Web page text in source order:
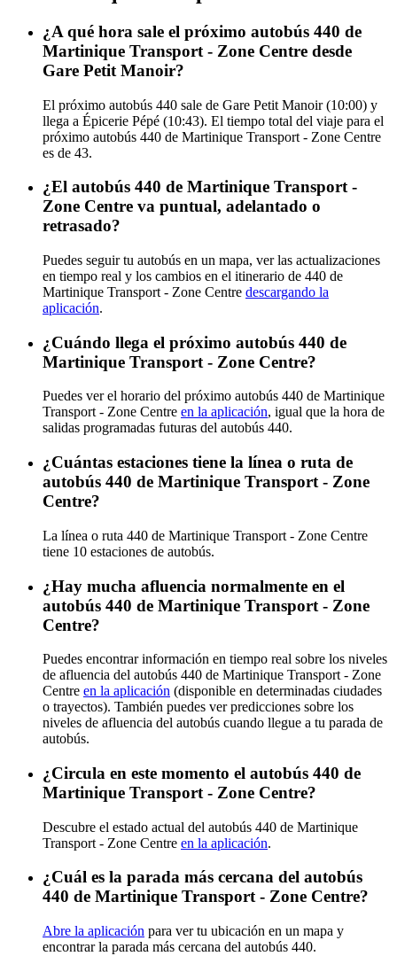
¿A qué hora sale el próximo autobús 440 de
Martinique Transport - Zone Centre desde
Gare Petit Manoir?
El próximo autobús 440 sale de Gare Petit Manoir (10:00) y
llega a Épicerie Pépé (10:43). El tiempo total del viaje para el
próximo autobús 440 de Martinique Transport - Zone Centre
es de 43.
¿El autobús 440 de Martinique Transport -
Zone Centre va puntual, adelantado o
retrasado?
Puedes seguir tu autobús en un mapa, ver las actualizaciones
en tiempo real y los cambios en el itinerario de 440 de
Martinique Transport - Zone Centre descargando la
aplicación.
¿Cuándo llega el próximo autobús 440 de
Martinique Transport - Zone Centre?
Puedes ver el horario del próximo autobús 440 de Martinique
Transport - Zone Centre en la aplicación, igual que la hora de
salidas programadas futuras del autobús 440.
¿Cuántas estaciones tiene la línea o ruta de
autobús 440 de Martinique Transport - Zone
Centre?
La línea o ruta 440 de Martinique Transport - Zone Centre
tiene 10 estaciones de autobús.
¿Hay mucha afluencia normalmente en el
autobús 440 de Martinique Transport - Zone
Centre?
Puedes encontrar información en tiempo real sobre los niveles
de afluencia del autobús 440 de Martinique Transport - Zone
Centre en la aplicación (disponible en determinadas ciudades
o trayectos). También puedes ver predicciones sobre los
niveles de afluencia del autobús cuando llegue a tu parada de
autobús.
¿Circula en este momento el autobús 440 de
Martinique Transport - Zone Centre?
Descubre el estado actual del autobús 440 de Martinique
Transport - Zone Centre en la aplicación.
¿Cuál es la parada más cercana del autobús
440 de Martinique Transport - Zone Centre?
Abre la aplicación para ver tu ubicación en un mapa y
encontrar la parada más cercana del autobús 440.